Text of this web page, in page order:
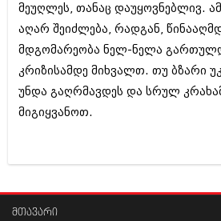
ანონსი
არქივი
აგვისტო 2018 (162)
ივლისი 2018 (223)
ნოემბერი 2020 (103)
სექტემბერი 2020 (204)
აგვისტო 2020 (249)
ივლისი 2020 (204)
მეუღლეს, თანაც დაუყოვნებლივ.
აღარ შეიძლება, რადგან,
მდგომარეობა ნელ-ნელა
კრიზისამდე მიხვალთ. თუ ბზარი
უნდა გაღრმავდეს და სრულ
მიგიყვანოთ.
მთავარი